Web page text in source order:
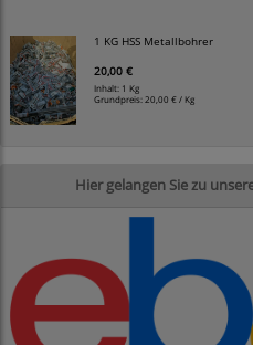
1 KG HSS Metallbohrer
20,00 €
Inhalt: 1 Kg
Grundpreis: 20,00 € / Kg
Hier gelangen Sie zu